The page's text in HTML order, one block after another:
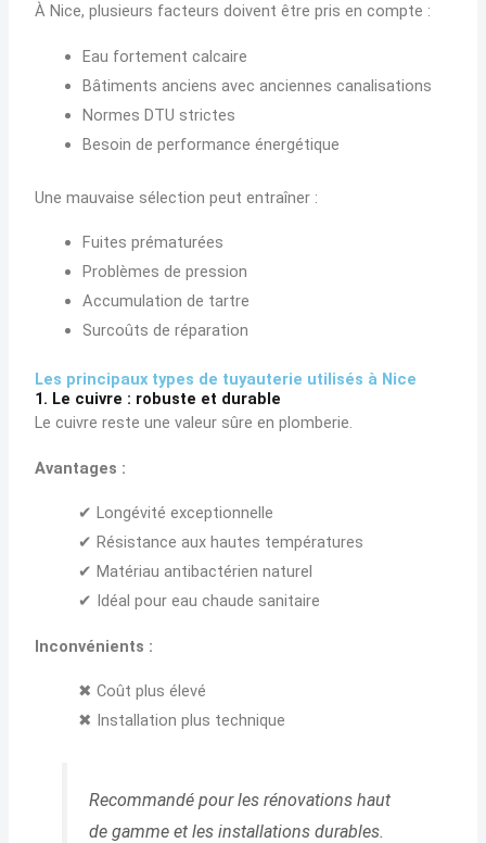
À Nice, plusieurs facteurs doivent être pris en compte :
Eau fortement calcaire
Bâtiments anciens avec anciennes canalisations
Normes DTU strictes
Besoin de performance énergétique
Une mauvaise sélection peut entraîner :
Fuites prématurées
Problèmes de pression
Accumulation de tartre
Surcoûts de réparation
Les principaux types de tuyauterie utilisés à Nice
1. Le cuivre : robuste et durable
Le cuivre reste une valeur sûre en plomberie.
Avantages :
✔ Longévité exceptionnelle
✔ Résistance aux hautes températures
✔ Matériau antibactérien naturel
✔ Idéal pour eau chaude sanitaire
Inconvénients :
✖ Coût plus élevé
✖ Installation plus technique
Recommandé pour les rénovations haut
de gamme et les installations durables.